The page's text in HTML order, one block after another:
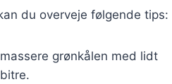
du overveje følgende tips:
grønkålen med lidt